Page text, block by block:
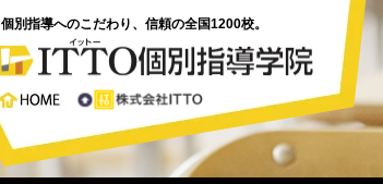
個別指導へのこだわり、信頼の全国1200校。